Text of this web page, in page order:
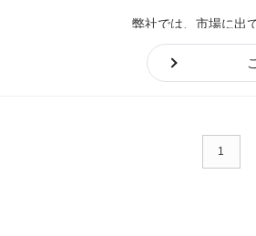
弊社では、市場に出
顧客様に優先的に
ご希望条件をお教え
1